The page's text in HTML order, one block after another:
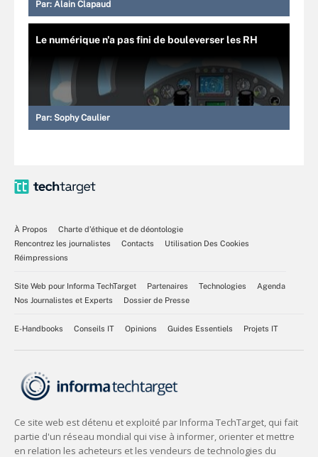
Par: Alain Clapaud
Le numérique n'a pas fini de bouleverser les RH
Par: Sophy Caulier
À Propos
Charte d’éthique et de déontologie
Rencontrez les journalistes
Contacts
Utilisation Des Cookies
Réimpressions
Site Web pour Informa TechTarget Partenaires Technologies
Agenda
Nos Journalistes et Experts
Dossier de Presse
E-Handbooks Conseils IT Opinions Guides Essentiels Projets IT